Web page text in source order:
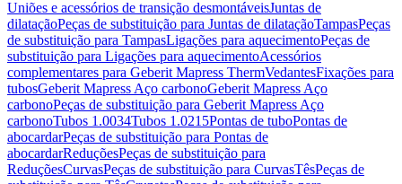
Uniões e acessórios de transição desmontáveisJuntas de
dilataçãoPeças de substituição para Juntas de dilataçãoTampasPeças
de substituição para TampasLigações para aquecimentoPeças de
substituição para Ligações para aquecimentoAcessórios
complementares para Geberit Mapress ThermVedantesFixações para
tubosGeberit Mapress Aço carbonoGeberit Mapress Aço
carbonoPeças de substituição para Geberit Mapress Aço
carbonoTubos 1.0034Tubos 1.0215Pontas de tuboPontas de
abocardarPeças de substituição para Pontas de
abocardarReduçõesPeças de substituição para
ReduçõesCurvasPeças de substituição para CurvasTêsPeças de